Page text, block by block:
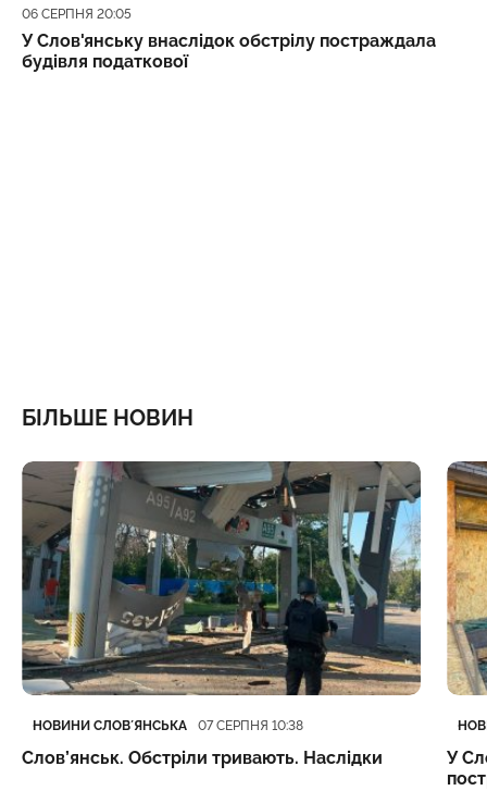
Дата публікації
06 СЕРПНЯ 20:05
У Слов'янську внаслідок обстрілу постраждала
будівля податкової
БІЛЬШЕ НОВИН
Категорія
НОВИНИ СЛОВʼЯНСЬКА
Дата публікації 07 СЕРПНЯ 10:38
Слов’янськ. Обстріли тривають. Наслідки
У